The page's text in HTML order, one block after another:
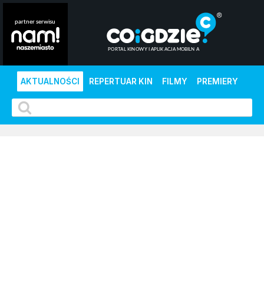
AKTUALNOŚCI REPERTUAR KIN FILMY PREMIERY